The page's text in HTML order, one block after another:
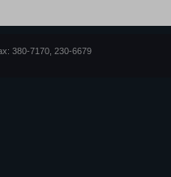
380-7170, 230-6679